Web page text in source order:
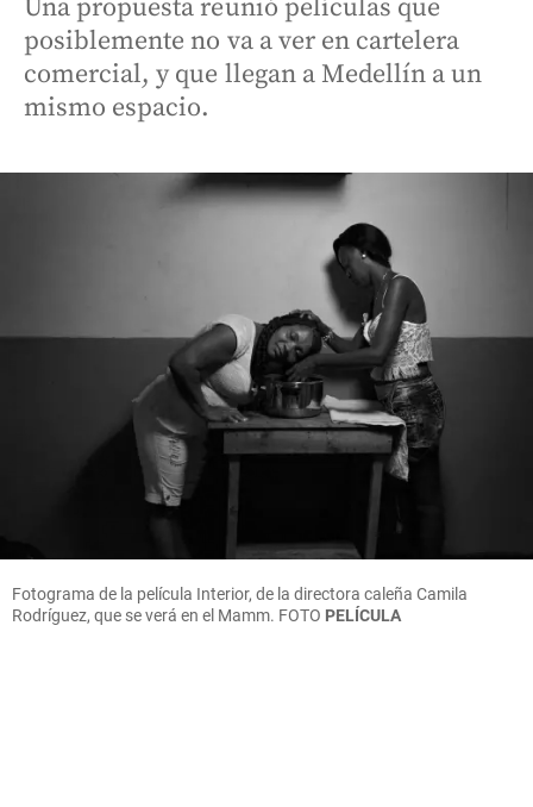
Una propuesta reunió películas que
posiblemente no va a ver en cartelera
comercial, y que llegan a Medellín a un
mismo espacio.
Fotograma de la película Interior, de la directora caleña Camila
Rodríguez, que se verá en el Mamm. FOTO PELÍCULA